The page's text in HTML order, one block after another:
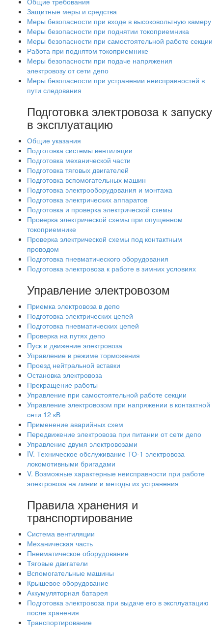
Защитные меры и средства
Меры безопасности при входе в высоковольтную камеру
Меры безопасности при поднятии токоприемника
Меры безопасности при самостоятельной работе секции
Работа при поднятом токоприемнике
Меры безопасности при подаче напряжения
электровозу от сети депо
Меры безопасности при устранении неисправностей в
пути следования
Подготовка электровоза к запуску
в эксплуатацию
Общие указания
Подготовка системы вентиляции
Подготовка механической части
Подготовка тяговых двигателей
Подготовка вспомогательных машин
Подготовка электрооборудования и монтажа
Подготовка электрических аппаратов
Подготовка и проверка электрической схемы
Проверка электрической схемы при опущенном
токоприемнике
Проверка электрической схемы под контактным
проводом
Подготовка пневматического оборудования
Подготовка электровоза к работе в зимних условиях
Управление электровозом
Приемка электровоза в депо
Подготовка электрических цепей
Подготовка пневматических цепей
Проверка на путях депо
Пуск и движение электровоза
Управление в режиме торможения
Проезд нейтральной вставки
Остановка электровоза
Прекращение работы
Управление при самостоятельной работе секции
Управление электровозом при напряжении в контактной
сети 12 кВ
Применение аварийных схем
Передвижение электровоза при питании от сети депо
Управление двумя электровозами
IV. Техническое обслуживание ТО-1 электровоза
локомотивными бригадами
V. Возможные характерные неисправности при работе
электровоза на линии и методы их устранения
Правила хранения и
транспортирование
Система вентиляции
Механическая часть
Пневматическое оборудование
Тяговые двигатели
Вспомогательные машины
Крышевое оборудование
Аккумуляторная батарея
Подготовка электровоза при выдаче его в эксплуатацию
после хранения
Транспортирование